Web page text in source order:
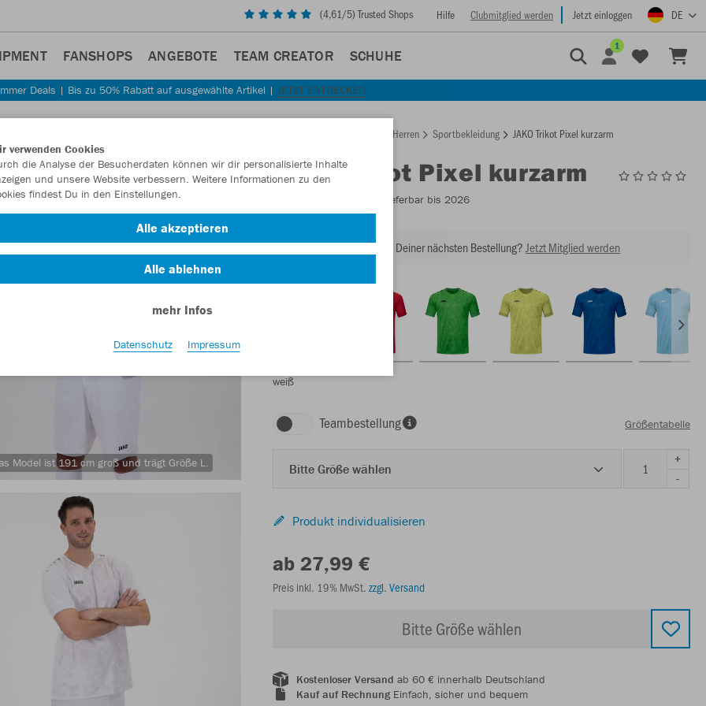
(4,61/5) Trusted Shops Hilfe Clubmitglied werden Jetzt einloggen DE
FANSHOPS ANGEBOTE TEAM CREATOR SCHUHE
1
Deals | Bis zu 50% Rabatt auf ausgewählte Artikel | JETZT ENTDECKEN
Model ist 191 cm groß und trägt Größe L.
Herren Sportbekleidung JAKO Trikot Pixel kurzarm
JAKOTrikot Pixel kurzarm
- Lieferbar bis 2026
Lust auf 30% Rabatt bei Deiner nächsten Bestellung? Jetzt Mitglied werden
weiß
Teambestellung Größentabelle
Bitte Größe wählen
+
-
Produkt individualisieren
ab 27,99 €
Preis inkl. 19% MwSt. zzgl. Versand
Bitte Größe wählen
Kostenloser Versand ab 60 € innerhalb Deutschland
Kauf auf RechnungEinfach, sicher und bequem
verwenden Cookies
die Analyse der Besucherdaten können wir dir personalisierte Inhalte
und unsere Website verbessern. Weitere Informationen zu den
findest Du in den Einstellungen.
Alle akzeptieren
Alle ablehnen
mehr Infos
Datenschutz Impressum